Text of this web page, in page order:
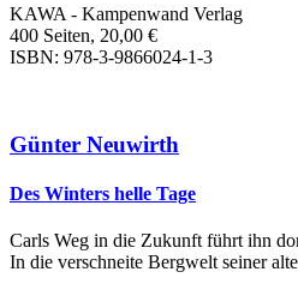
KAWA - Kampenwand Verlag
400 Seiten, 20,00 €
ISBN: 978-3-9866024-1-3
Günter Neuwirth
Des Winters helle Tage
Carls Weg in die Zukunft führt ihn
In die verschneite Bergwelt seiner